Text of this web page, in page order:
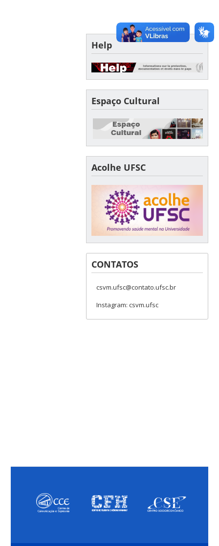
Help
Espaço Cultural
Acolhe UFSC
CONTATOS
csvm.ufsc@contato.ufsc.br
Instagram: csvm.ufsc